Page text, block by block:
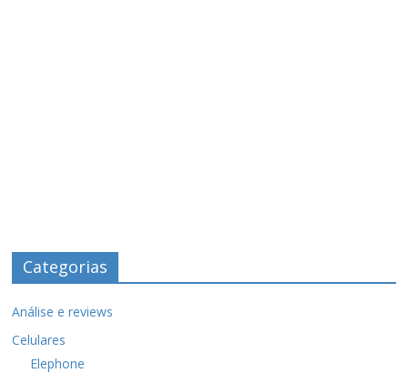
Categorias
Análise e reviews
Celulares
Elephone